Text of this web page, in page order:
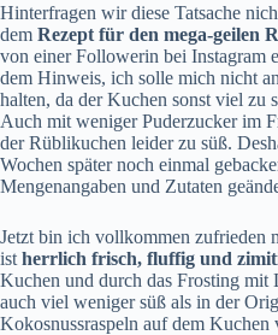
Hinterfragen wir diese Tatsache
dem Rezept für den mega-geilen
von einer Followerin bei Instagram
dem Hinweis, ich solle mich nicht
halten, da der Kuchen sonst viel zu
Auch mit weniger Puderzucker im
der Rüblikuchen leider zu süß.
Wochen später noch einmal
Mengenangaben und Zutaten
Jetzt bin ich vollkommen zufrieden
ist herrlich frisch, fluffig und
Kuchen und durch das Frosting mit
auch viel weniger süß als in der
Kokosnussraspeln auf dem Kuchen